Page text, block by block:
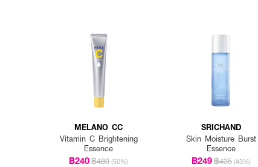
MELANO CC
Vitamin C Brightening
Essence
฿240฿480 (50%)
SRICHAND
Skin Moisture Burst
Essence
฿249฿435 (43%)